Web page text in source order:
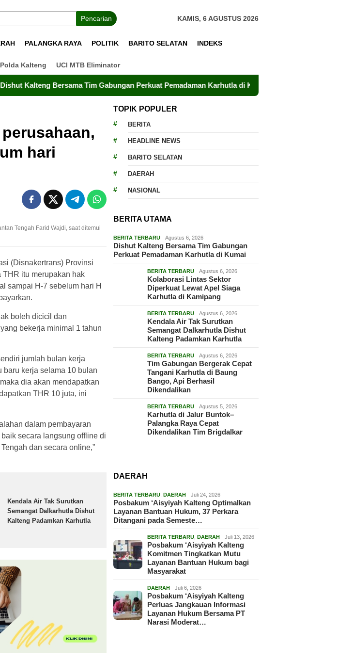
Pencarian KAMIS, 6 AGUSTUS 2026
PALANGKA RAYA POLITIK BARITO SELATAN INDEKS
Polda Kalteng UCI MTB Eliminator
Bersama Tim Gabungan Perkuat Pemadaman Karhutla di Kumai
hari
Tengah Farid Wajdi, saat ditemui
(Disnakertrans) Provinsi
THR itu merupakan hak
sampai H-7 sebelum hari H
boleh dicicil dan
bekerja minimal 1 tahun
jumlah bulan kerja
kerja selama 10 bulan
dia akan mendapatkan
THR 10 juta, ini
dalam pembayaran
secara langsung offline di
dan secara online,”
Kendala Air Tak Surutkan
Semangat Dalkarhutla Dishut
Kalteng Padamkan Karhutla
TOPIK POPULER
BERITA
HEADLINE NEWS
BARITO SELATAN
DAERAH
NASIONAL
BERITA UTAMA
BERITA TERBARU Agustus 6, 2026
Dishut Kalteng Bersama Tim Gabungan
Perkuat Pemadaman Karhutla di Kumai
BERITA TERBARU Agustus 6, 2026
Kolaborasi Lintas Sektor
Diperkuat Lewat Apel Siaga
Karhutla di Kamipang
BERITA TERBARU Agustus 6, 2026
Kendala Air Tak Surutkan
Semangat Dalkarhutla Dishut
Kalteng Padamkan Karhutla
BERITA TERBARU Agustus 6, 2026
Tim Gabungan Bergerak Cepat
Tangani Karhutla di Baung
Bango, Api Berhasil
Dikendalikan
BERITA TERBARU Agustus 5, 2026
Karhutla di Jalur Buntok–
Palangka Raya Cepat
Dikendalikan Tim Brigdalkar
DAERAH
BERITA TERBARU ,DAERAH Juli 24, 2026
Posbakum ‘Aisyiyah Kalteng Optimalkan
Layanan Bantuan Hukum, 37 Perkara
Ditangani pada Semeste…
BERITA TERBARU ,DAERAH Juli 13, 2026
Posbakum ‘Aisyiyah Kalteng
Komitmen Tingkatkan Mutu
Layanan Bantuan Hukum bagi
Masyarakat
DAERAH Juli 6, 2026
Posbakum ‘Aisyiyah Kalteng
Perluas Jangkauan Informasi
Layanan Hukum Bersama PT
Narasi Moderat…